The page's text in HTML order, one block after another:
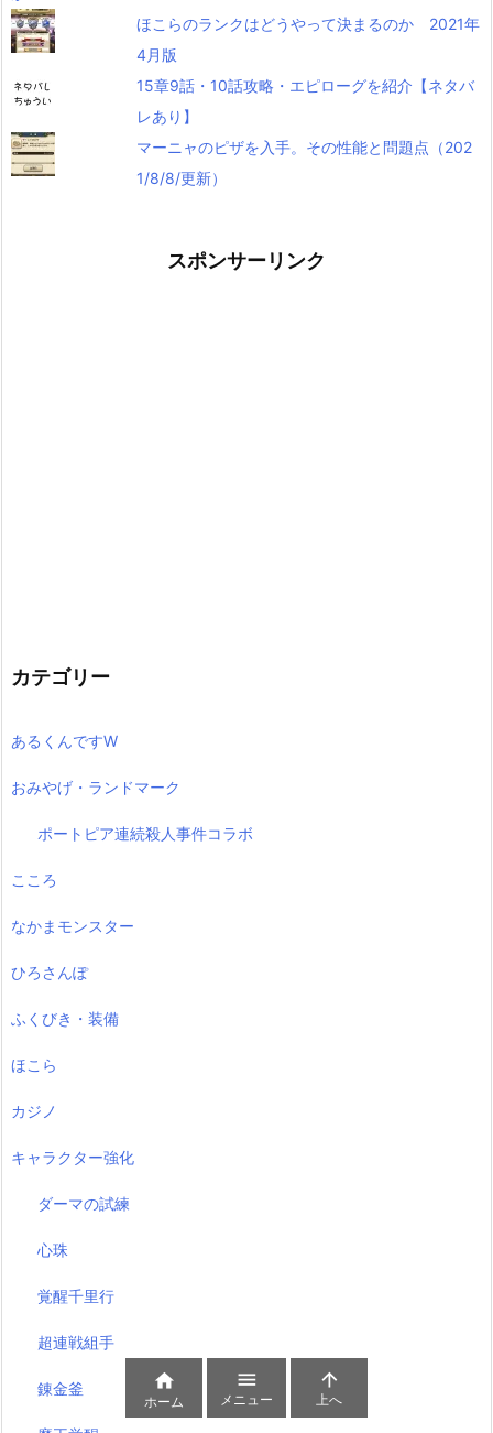
ほこらのランクはどうやって決まるのか 2021年
4月版
15章9話・10話攻略・エピローグを紹介【ネタバ
レあり】
マーニャのピザを入手。その性能と問題点（202
1/8/8/更新）
スポンサーリンク
カテゴリー
あるくんですW
おみやげ・ランドマーク
ポートピア連続殺人事件コラボ
こころ
なかまモンスター
ひろさんぽ
ふくびき・装備
ほこら
カジノ
キャラクター強化
ダーマの試練
心珠
覚醒千里行
超連戦組手
錬金釜 
ホーム

メニュー

上へ